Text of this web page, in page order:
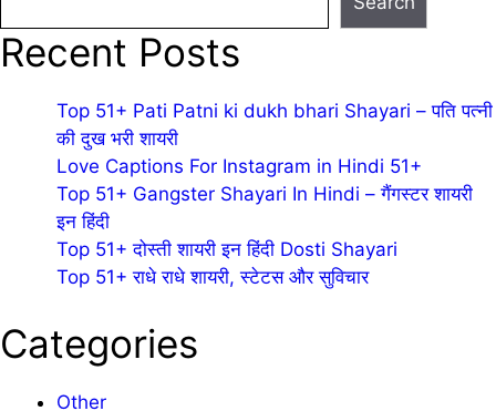
Recent Posts
Top 51+ Pati Patni ki dukh bhari Shayari – पति पत्नी
की दुख भरी शायरी
Love Captions For Instagram in Hindi 51+
Top 51+ Gangster Shayari In Hindi – गैंगस्टर शायरी
इन हिंदी
Top 51+ दोस्ती शायरी इन हिंदी Dosti Shayari
Top 51+ राधे राधे शायरी, स्टेटस और सुविचार
Categories
Other